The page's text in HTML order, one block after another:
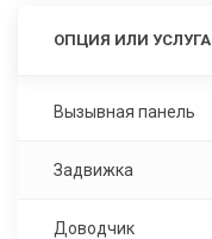
ОПЦИЯ ИЛИ УСЛУГА
Вызывная панель
Задвижка
Доводчик